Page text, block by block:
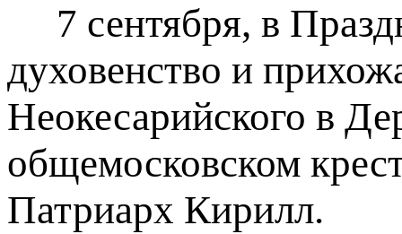
7 сентября, в
духовенство и
Неокесарийского в
общемосковском
Патриарх Кирилл.